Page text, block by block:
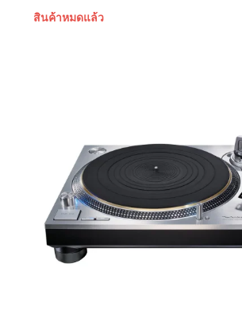
สินค้าหมดแล้ว